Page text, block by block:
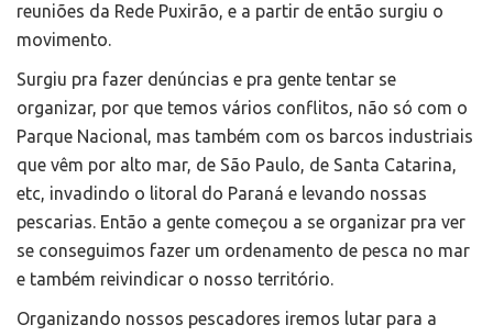
reuniões da Rede Puxirão, e a partir de então surgiu o
movimento.
Surgiu pra fazer denúncias e pra gente tentar se
organizar, por que temos vários conflitos, não só com o
Parque Nacional, mas também com os barcos industriais
que vêm por alto mar, de São Paulo, de Santa Catarina,
etc, invadindo o litoral do Paraná e levando nossas
pescarias. Então a gente começou a se organizar pra ver
se conseguimos fazer um ordenamento de pesca no mar
e também reivindicar o nosso território.
Organizando nossos pescadores iremos lutar para a